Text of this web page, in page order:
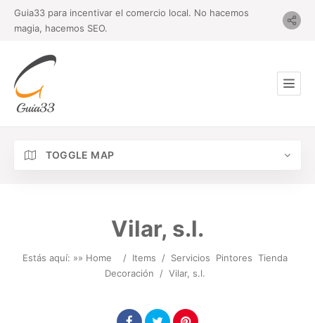
Guia33 para incentivar el comercio local. No hacemos
magia, hacemos SEO.
TOGGLE MAP
Vilar, s.l.
Estás aquí: »» Home / Items / Servicios Pintores Tienda
Decoración
/ Vilar, s.l.